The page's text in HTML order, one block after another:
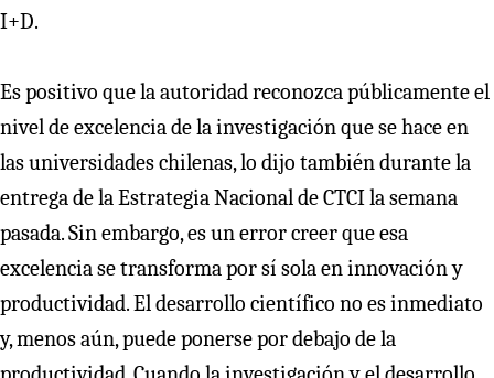
I+D.
Es positivo que la autoridad reconozca públicamente el
nivel de excelencia de la investigación que se hace en
las universidades chilenas, lo dijo también durante la
entrega de la Estrategia Nacional de CTCI la semana
pasada. Sin embargo, es un error creer que esa
excelencia se transforma por sí sola en innovación y
productividad. El desarrollo científico no es inmediato
y, menos aún, puede ponerse por debajo de la